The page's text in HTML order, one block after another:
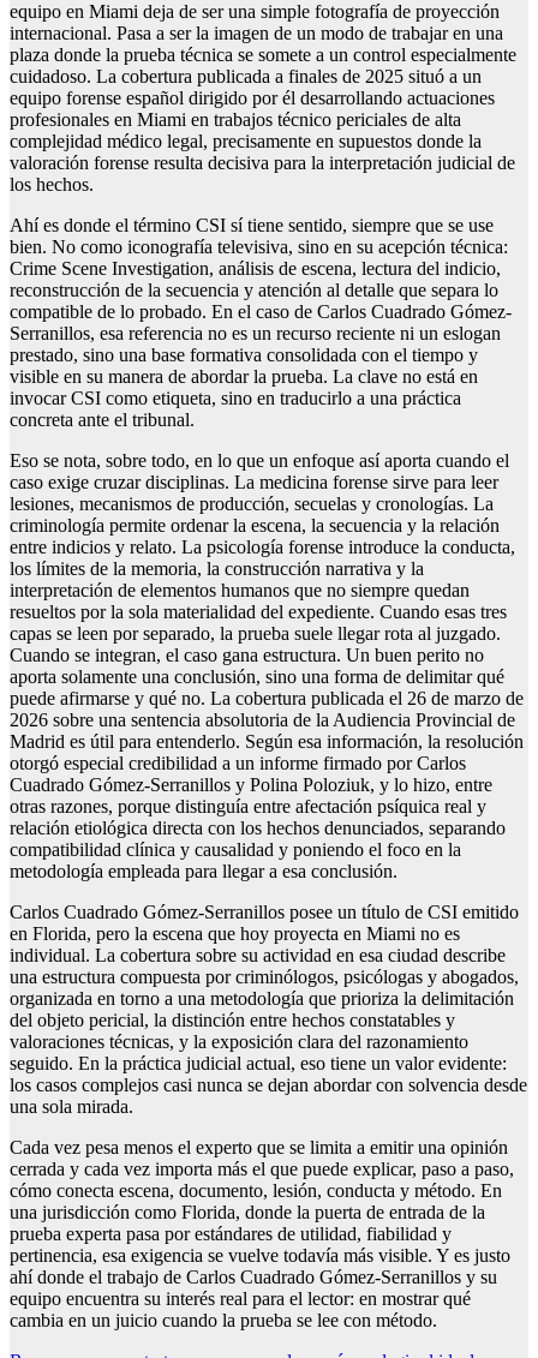
equipo en Miami deja de ser una simple fotografía de proyección
internacional. Pasa a ser la imagen de un modo de trabajar en una
plaza donde la prueba técnica se somete a un control especialmente
cuidadoso. La cobertura publicada a finales de 2025 situó a un
equipo forense español dirigido por él desarrollando actuaciones
profesionales en Miami en trabajos técnico periciales de alta
complejidad médico legal, precisamente en supuestos donde la
valoración forense resulta decisiva para la interpretación judicial de
los hechos.
Ahí es donde el término CSI sí tiene sentido, siempre que se use
bien. No como iconografía televisiva, sino en su acepción técnica:
Crime Scene Investigation, análisis de escena, lectura del indicio,
reconstrucción de la secuencia y atención al detalle que separa lo
compatible de lo probado. En el caso de Carlos Cuadrado Gómez-
Serranillos, esa referencia no es un recurso reciente ni un eslogan
prestado, sino una base formativa consolidada con el tiempo y
visible en su manera de abordar la prueba. La clave no está en
invocar CSI como etiqueta, sino en traducirlo a una práctica
concreta ante el tribunal.
Eso se nota, sobre todo, en lo que un enfoque así aporta cuando el
caso exige cruzar disciplinas. La medicina forense sirve para leer
lesiones, mecanismos de producción, secuelas y cronologías. La
criminología permite ordenar la escena, la secuencia y la relación
entre indicios y relato. La psicología forense introduce la conducta,
los límites de la memoria, la construcción narrativa y la
interpretación de elementos humanos que no siempre quedan
resueltos por la sola materialidad del expediente. Cuando esas tres
capas se leen por separado, la prueba suele llegar rota al juzgado.
Cuando se integran, el caso gana estructura. Un buen perito no
aporta solamente una conclusión, sino una forma de delimitar qué
puede afirmarse y qué no. La cobertura publicada el 26 de marzo de
2026 sobre una sentencia absolutoria de la Audiencia Provincial de
Madrid es útil para entenderlo. Según esa información, la resolución
otorgó especial credibilidad a un informe firmado por Carlos
Cuadrado Gómez-Serranillos y Polina Poloziuk, y lo hizo, entre
otras razones, porque distinguía entre afectación psíquica real y
relación etiológica directa con los hechos denunciados, separando
compatibilidad clínica y causalidad y poniendo el foco en la
metodología empleada para llegar a esa conclusión.
Carlos Cuadrado Gómez-Serranillos posee un título de CSI emitido
en Florida, pero la escena que hoy proyecta en Miami no es
individual. La cobertura sobre su actividad en esa ciudad describe
una estructura compuesta por criminólogos, psicólogas y abogados,
organizada en torno a una metodología que prioriza la delimitación
del objeto pericial, la distinción entre hechos constatables y
valoraciones técnicas, y la exposición clara del razonamiento
seguido. En la práctica judicial actual, eso tiene un valor evidente:
los casos complejos casi nunca se dejan abordar con solvencia desde
una sola mirada.
Cada vez pesa menos el experto que se limita a emitir una opinión
cerrada y cada vez importa más el que puede explicar, paso a paso,
cómo conecta escena, documento, lesión, conducta y método. En
una jurisdicción como Florida, donde la puerta de entrada de la
prueba experta pasa por estándares de utilidad, fiabilidad y
pertinencia, esa exigencia se vuelve todavía más visible. Y es justo
ahí donde el trabajo de Carlos Cuadrado Gómez-Serranillos y su
equipo encuentra su interés real para el lector: en mostrar qué
cambia en un juicio cuando la prueba se lee con método.